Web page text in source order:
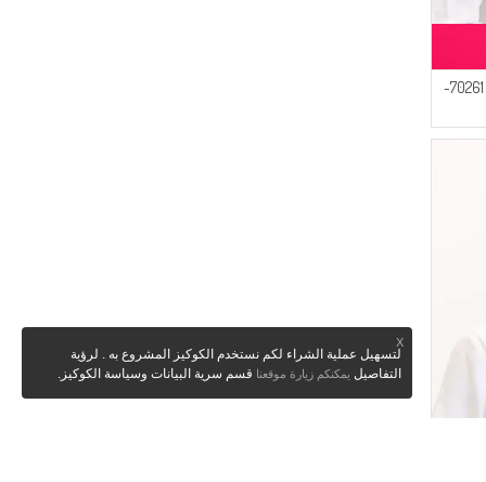
(1)
دوري
(1)
عاجي
(1)
وشاح ناعم منقوش 70261-
X
لتسهيل عملية الشراء لكم نستخدم الكوكيز المشروع به . لرؤية
التفاصيل يمكنكم زيارة موقعنا قسم سرية البيانات وسياسة الكوكيز.